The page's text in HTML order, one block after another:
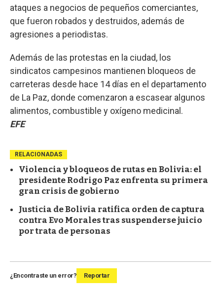
ataques a negocios de pequeños comerciantes,
que fueron robados y destruidos, además de
agresiones a periodistas.
Además de las protestas en la ciudad, los
sindicatos campesinos mantienen bloqueos de
carreteras desde hace 14 días en el departamento
de La Paz, donde comenzaron a escasear algunos
alimentos, combustible y oxígeno medicinal.
EFE
RELACIONADAS
Violencia y bloqueos de rutas en Bolivia: el
presidente Rodrigo Paz enfrenta su primera
gran crisis de gobierno
Justicia de Bolivia ratifica orden de captura
contra Evo Morales tras suspenderse juicio
por trata de personas
¿Encontraste un error? Reportar